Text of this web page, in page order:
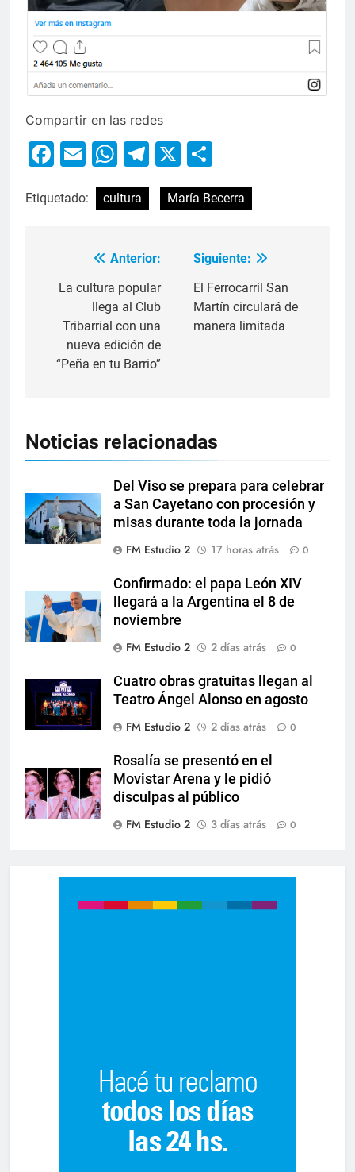
Compartir en las redes
Facebook
EmailWhatsApp
Telegram
X
Etiquetado: cultura María Becerra
Anterior:
La cultura popular
llega al Club
Tribarrial con una
nueva edición de
“Peña en tu Barrio”
Siguiente:
El Ferrocarril San
Martín circulará de
manera limitada
Noticias relacionadas
Del Viso se prepara para celebrar
a San Cayetano con procesión y
misas durante toda la jornada
FM Estudio 2
17 horas atrás 0
Confirmado: el papa León XIV
llegará a la Argentina el 8 de
noviembre
FM Estudio 2
2 días atrás 0
Cuatro obras gratuitas llegan al
Teatro Ángel Alonso en agosto
FM Estudio 2
2 días atrás 0
Rosalía se presentó en el
Movistar Arena y le pidió
disculpas al público
FM Estudio 2
3 días atrás 0